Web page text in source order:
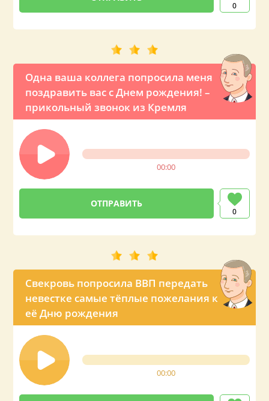
0
Одна ваша коллега попросила меня
поздравить вас с Днем рождения! –
прикольный звонок из Кремля
00:00
0
Свекровь попросила ВВП передать
невестке самые тёплые пожелания к
её Дню рождения
00:00